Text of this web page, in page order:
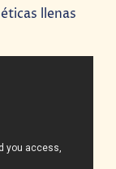
llenas